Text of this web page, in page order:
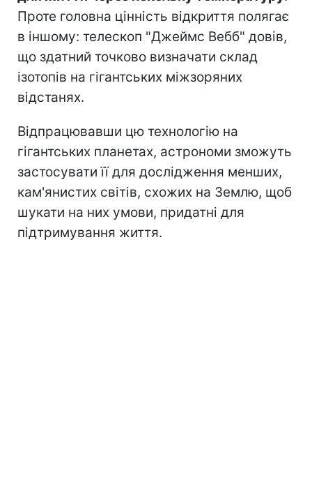
Проте головна цінність відкриття полягає
в іншому: телескоп "Джеймс Вебб" довів,
що здатний точково визначати склад
ізотопів на гігантських міжзоряних
відстанях.
Відпрацювавши цю технологію на
гігантських планетах, астрономи зможуть
застосувати її для дослідження менших,
кам'янистих світів, схожих на Землю, щоб
шукати на них умови, придатні для
підтримування життя.